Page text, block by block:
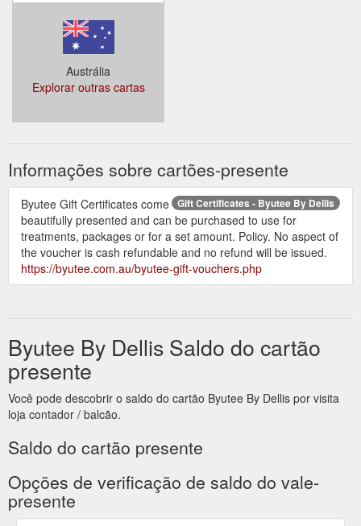
Austrália
Explorar outras cartas
Informações sobre cartões-presente
Gift Certificates - Byutee By Dellis
Byutee Gift Certificates come
beautifully presented and can be purchased to use for
treatments, packages or for a set amount. Policy. No aspect of
the voucher is cash refundable and no refund will be issued.
https://byutee.com.au/byutee-gift-vouchers.php
Byutee By Dellis Saldo do cartão
presente
Você pode descobrir o saldo do cartão Byutee By Dellis por visita
loja contador / balcão.
Saldo do cartão presente
Opções de verificação de saldo do vale-
presente